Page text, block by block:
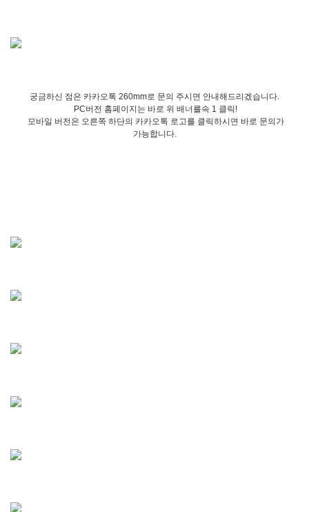
궁금하신 점은 카카오톡 260mm로 문의 주시면 안내해드리겠습니다.
PC버전 홈페이지는 바로 위 배너를속 1 클릭!
모바일 버전은 오른쪽 하단의 카카오톡 로고를 클릭하시면 바로 문의가
가능합니다.